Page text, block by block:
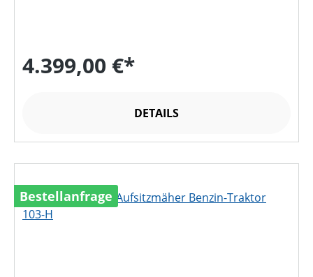
4.399,00 €*
DETAILS
Bestellanfrage